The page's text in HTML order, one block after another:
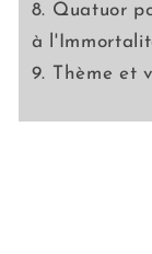
8. Quatuor
à
9. Thème et